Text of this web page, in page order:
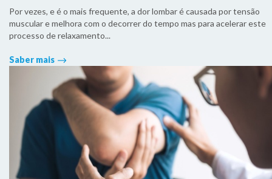
Por vezes, e é o mais frequente, a dor lombar é causada por tensão
muscular e melhora com o decorrer do tempo mas para acelerar este
processo de relaxamento...
Saber mais